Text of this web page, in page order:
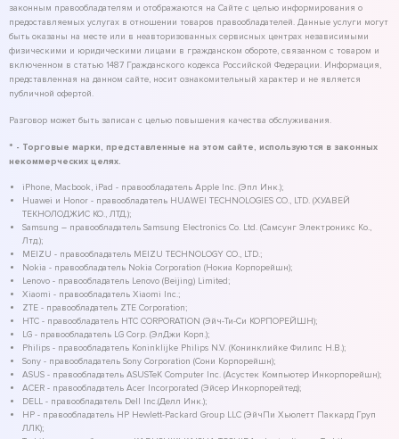
законным правообладателям и отображаются на Сайте с целью информирования о
предоставляемых услугах в отношении товаров правообладателей. Данные услуги могут
быть оказаны на месте или в неавторизованных сервисных центрах независимыми
физическими и юридическими лицами в гражданском обороте, связанном с товаром и
включенном в статью 1487 Гражданского кодекса Российской Федерации. Информация,
представленная на данном сайте, носит ознакомительный характер и не является
публичной офертой.
Разговор может быть записан с целью повышения качества обслуживания.
* - Торговые марки, представленные на этом сайте, используются в законных
некоммерческих целях.
iPhone, Macbook, iPad - правообладатель Apple Inc. (Эпл Инк.);
Huawei и Honor - правообладатель HUAWEI TECHNOLOGIES CO., LTD. (ХУАВЕЙ
ТЕКНОЛОДЖИС КО., ЛТД.);
Samsung – правообладатель Samsung Electronics Co. Ltd. (Самсунг Электроникс Ко.,
Лтд.);
MEIZU - правообладатель MEIZU TECHNOLOGY CO., LTD.;
Nokia - правообладатель Nokia Corporation (Нокиа Корпорейшн);
Lenovo - правообладатель Lenovo (Beijing) Limited;
Xiaomi - правообладатель Xiaomi Inc.;
ZTE - правообладатель ZTE Corporation;
HTC - правообладатель HTC CORPORATION (Эйч-Ти-Си КОРПОРЕЙШН);
LG - правообладатель LG Corp. (ЭлДжи Корп.);
Philips - правообладатель Koninklijke Philips N.V. (Конинклийке Филипс Н.В.);
Sony - правообладатель Sony Corporation (Сони Корпорейшн);
ASUS - правообладатель ASUSTeK Computer Inc. (Асустек Компьютер Инкорпорейшн);
ACER - правообладатель Acer Incorporated (Эйсер Инкорпорейтед);
DELL - правообладатель Dell Inc.(Делл Инк.);
HP - правообладатель HP Hewlett-Packard Group LLC (ЭйчПи Хьюлетт Паккард Груп
ЛЛК);